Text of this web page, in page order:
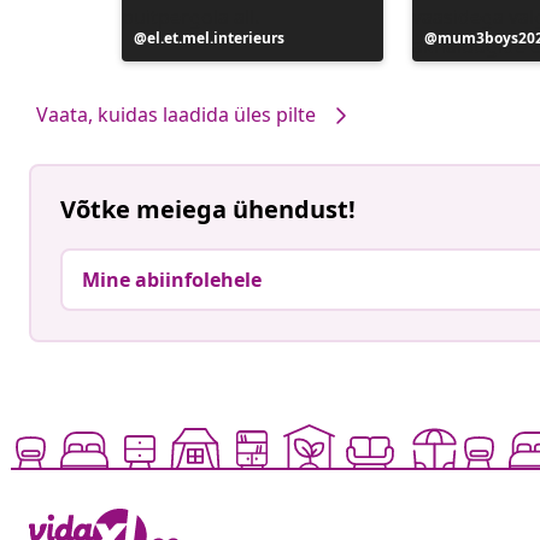
Postitus
avaldatud
el.et.mel.interieurs
Postitus
avaldatud
Vaata, kuidas laadida üles pilte
Võtke meiega ühendust!
Mine abiinfolehele